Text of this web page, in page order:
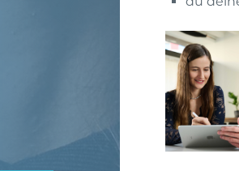
Videos verstärken
Interessenten melden sich von
: Interessenten bauen
- so wie beim
: Der Algorithmus schlägt
vor - Leadgenerierung ohne